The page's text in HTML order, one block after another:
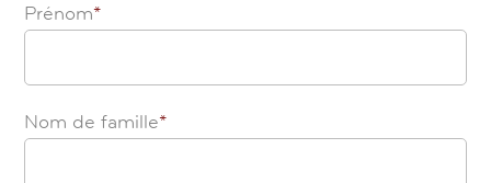
Prénom*
Nom de famille*